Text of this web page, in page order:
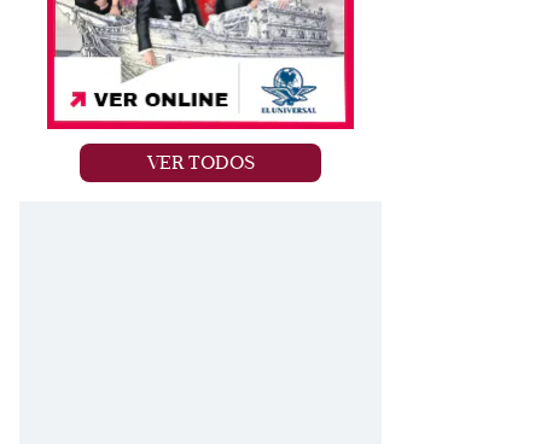
VER TODOS